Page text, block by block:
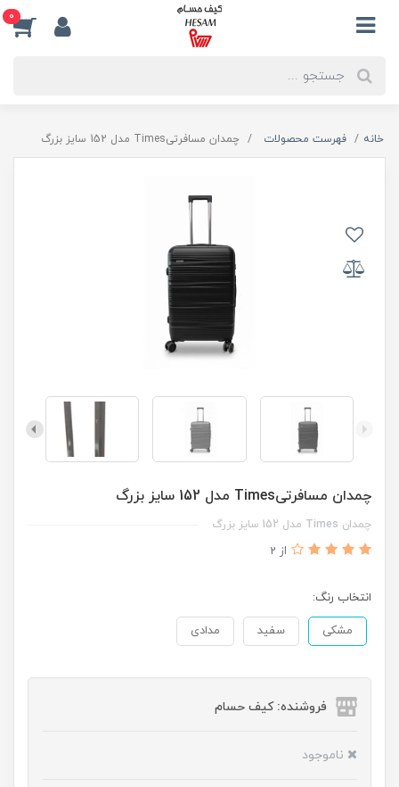
0
خانه فهرست محصولات چمدان مسافرتیTimes مدل 152 سایز بزرگ
چمدان مسافرتیTimes مدل 152 سایز بزرگ
چمدان Times مدل 152 سایز بزرگ
از 2
انتخاب رنگ:
مشکی سفید مدادی
فروشنده: کیف حسام
ناموجود